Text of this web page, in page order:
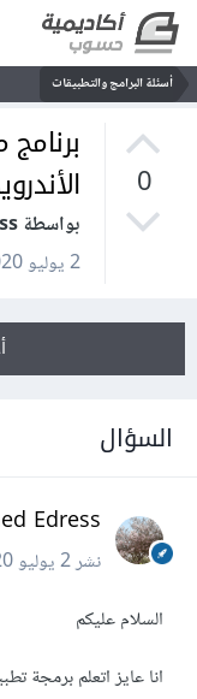
أسئلة البرامج والتطبيقات
0
بواسطة Ahmed Edress
2 يوليو 2020
السؤال
Edress
نشر2 يوليو 2020
السلام عليكم